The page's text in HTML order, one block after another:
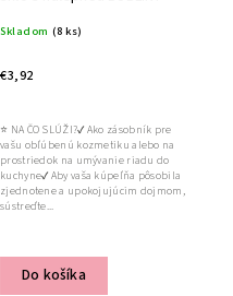
Skladom (8 ks)
€3,92
Do košíka
⭐ NA ČO SLÚŽI?✔ Ako zásobník pre
vašu obľúbenú kozmetiku alebo na
prostriedok na umývanie riadu do
kuchyne✔ Aby vaša kúpeľňa pôsobila
zjednotene a upokojujúcim dojmom,
sústreďte...